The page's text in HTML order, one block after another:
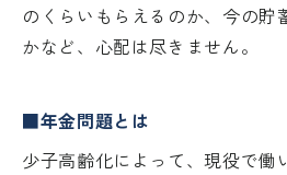
のくらいもらえるのか、今の貯
かなど、心配は尽きません。
■年金問題とは
少子高齢化によって、現役で働